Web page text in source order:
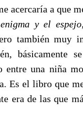
acercaría a que
y el espejo
también muy
básicamente
entre una niña
Es el libro que
era de las que